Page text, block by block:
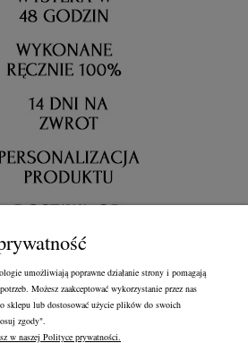
umożliwiają poprawne działanie strony i pomagają
Możesz zaakceptować wykorzystanie przez nas
sklepu lub dostosować użycie plików do swoich
zgody".
w naszej Polityce prywatności.